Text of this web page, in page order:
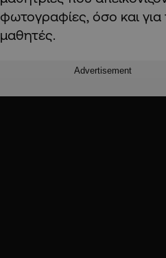
φωτογραφίες, όσο και
μαθητές.
Advertisement